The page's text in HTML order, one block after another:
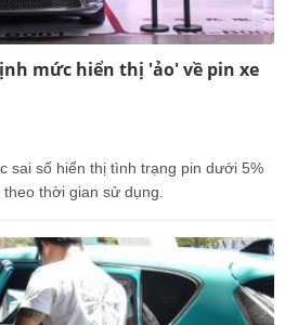
mức hiển thị 'ảo' về pin xe
sai số hiển thị tình trạng pin dưới 5%
thời gian sử dụng.